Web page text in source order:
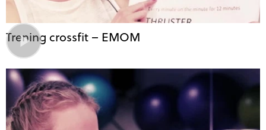
Trening crossfit – EMOM